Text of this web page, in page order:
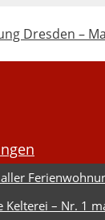
Kelterei – Nr. 1